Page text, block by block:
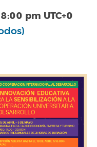
8:00 pm UTC+0